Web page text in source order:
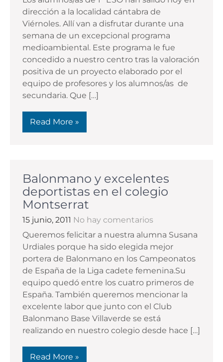
dirección a la localidad cántabra de
Viérnoles. Allí van a disfrutar durante una
semana de un excepcional programa
medioambiental. Este programa le fue
concedido a nuestro centro tras la valoración
positiva de un proyecto elaborado por el
equipo de profesores y los alumnos/as de
secundaria. Que […]
Read More »
Balonmano y excelentes
deportistas en el colegio
Montserrat
15 junio, 2011 No hay comentarios
Queremos felicitar a nuestra alumna Susana
Urdiales porque ha sido elegida mejor
portera de Balonmano en los Campeonatos
de España de la Liga cadete femenina.Su
equipo quedó entre los cuatro primeros de
España. También queremos mencionar la
excelente labor que junto con el Club
Balonmano Base Villaverde se está
realizando en nuestro colegio desde hace […]
Read More »